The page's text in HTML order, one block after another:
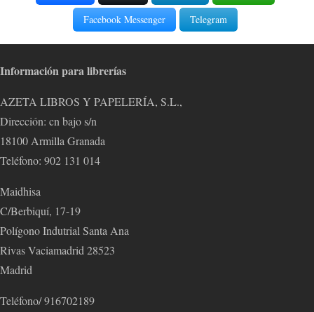
Facebook Messenger
Telegram
Información para librerías
AZETA LIBROS Y PAPELERÍA, S.L.,
Dirección: cn bajo s/n
18100 Armilla Granada
Teléfono: 902 131 014
Maidhisa
C/Berbiquí, 17-19
Polígono Indutrial Santa Ana
Rivas Vaciamadrid 28523
Madrid
Teléfono/ 916702189